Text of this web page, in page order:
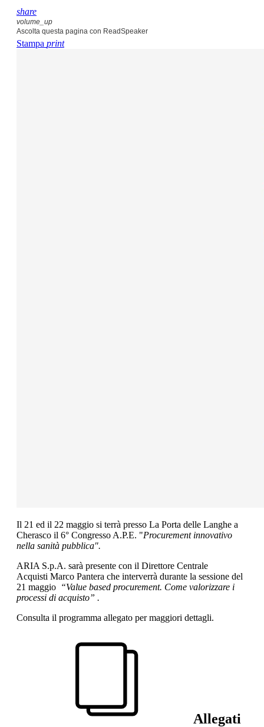
share
volume_up
Ascolta questa pagina con ReadSpeaker
Stampa print
Il 21 ed il 22 maggio si terrà presso La Porta delle Langhe a
Cherasco il 6° Congresso A.P.E. "Procurement innovativo
nella sanità pubblica".
ARIA S.p.A. sarà presente con il Direttore Centrale
Acquisti Marco Pantera che interverrà durante la sessione del
21 maggio “Value based procurement. Come valorizzare i
processi di acquisto” .
Consulta il programma allegato per maggiori dettagli.
Allegati